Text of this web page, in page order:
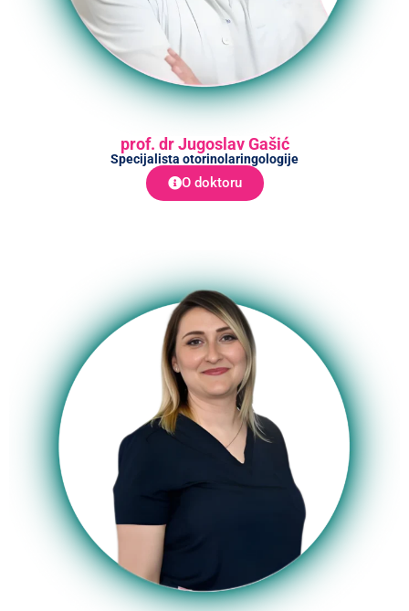
prof. dr Jugoslav Gašić
Specijalista otorinolaringologije
O doktoru